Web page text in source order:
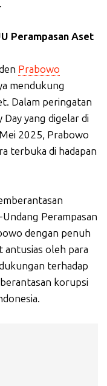
Perampasan Aset
Prabowo
mendukung
Dalam peringatan
yang digelar di
2025, Prabowo
terbuka di hadapan
Perampasan
dengan penuh
antusias oleh para
terhadap
korupsi